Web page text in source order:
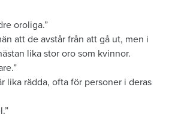
oroliga.”
att de avstår från att gå ut, men i
lika stor oro som kvinnor.
lika rädda, ofta för personer i deras